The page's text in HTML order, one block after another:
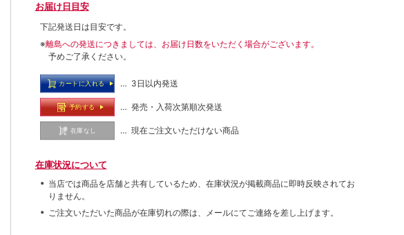
お届け日目安
下記発送日は目安です。
※離島への発送につきましては、お届け日数をいただく場合がございます。
予めご了承ください。
カートに入れる … 3日以内発送
予約する … 発売・入荷次第順次発送
在庫なし … 現在ご注文いただけない商品
在庫状況について
当店では商品を店舗と共有しているため、在庫状況が掲載商品に即時反映されてお
りません。
ご注文いただいた商品が在庫切れの際は、メールにてご連絡を差し上げます。